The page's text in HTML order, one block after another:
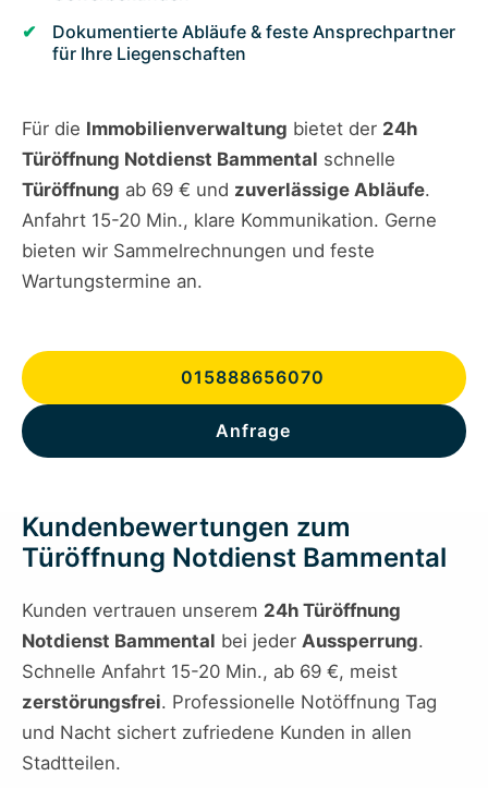
Dokumentierte Abläufe & feste Ansprechpartner
für Ihre Liegenschaften
Für die Immobilienverwaltung bietet der 24h
Türöffnung Notdienst Bammental schnelle
Türöffnung ab 69 € und zuverlässige Abläufe.
Anfahrt 15-20 Min., klare Kommunikation. Gerne
bieten wir Sammelrechnungen und feste
Wartungstermine an.
015888656070
Anfrage
Kundenbewertungen zum
Türöffnung Notdienst Bammental
Kunden vertrauen unserem 24h Türöffnung
Notdienst Bammental bei jeder Aussperrung.
Schnelle Anfahrt 15-20 Min., ab 69 €, meist
zerstörungsfrei. Professionelle Notöffnung Tag
und Nacht sichert zufriedene Kunden in allen
Stadtteilen.